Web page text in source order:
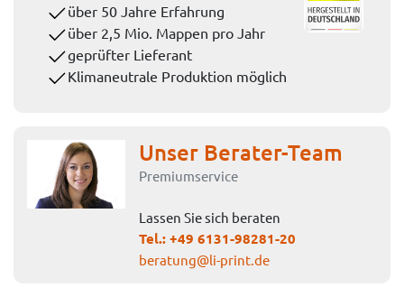
über 50 Jahre Erfahrung
über 2,5 Mio. Mappen pro Jahr
geprüfter Lieferant
Klimaneutrale Produktion möglich
Unser Berater-Team
Premiumservice
Lassen Sie sich beraten
Tel.:+49 6131-98281-20
beratung@li-print.de